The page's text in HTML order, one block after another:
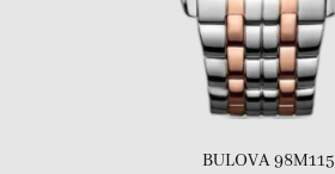
BULOVA 98M115